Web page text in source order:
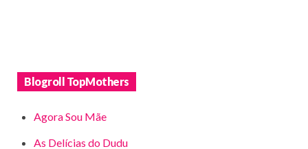
Blogroll TopMothers
Agora Sou Mãe
As Delícias do Dudu